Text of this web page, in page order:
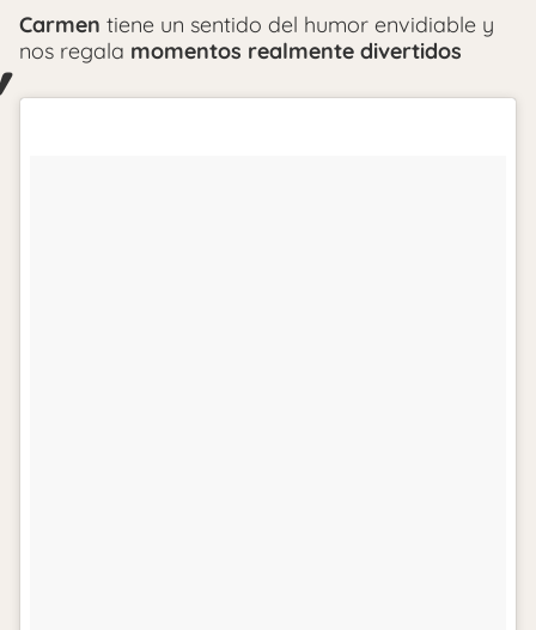
Carmen tiene un sentido del humor envidiable y
nos regala momentos realmente divertidos